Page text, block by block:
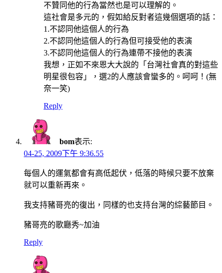
不贊同他的行為當然也是可以理解的。
這社會是多元的，假如給反對者這幾個選項的話：
1.不認同他這個人的行為
2.不認同他這個人的行為但可接受他的表演
3.不認同他這個人的行為連帶不接他的表演
我想，正如不來恩大大說的「台灣社會真的對這些
明星很包容」，選2的人應該會蠻多的。呵呵！(無
奈一笑)
Reply
bom表示:
04-25, 2009下午 9:36.55
每個人的運氣都會有高低起伏，低落的時候只要不放棄
就可以重新再來。
我支持豬哥亮的復出，同樣的也支持台灣的綜藝節目。
豬哥亮的歌廳秀~加油
Reply